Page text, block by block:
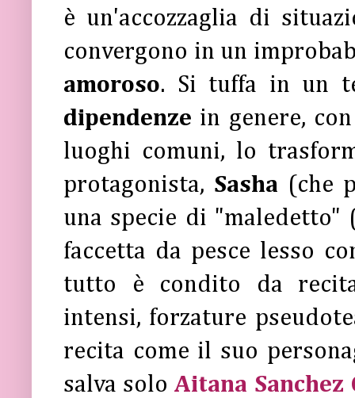
è un'accozzaglia di
convergono in un
amoroso. Si tuffa in un
dipendenze in genere,
luoghi comuni, lo
protagonista, Sasha (che
una specie di "maledetto"
faccetta da pesce lesso
tutto è condito da
intensi, forzature
recita come il suo
salva soloAitana Sanchez